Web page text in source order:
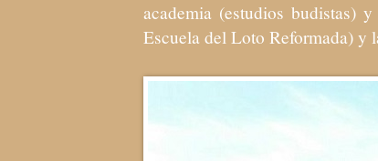
academia (estudios budistas)
Escuela del Loto Reformada) y